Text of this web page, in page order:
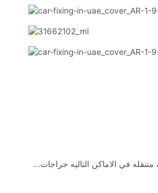
في الاماكن التاليه جراجات...